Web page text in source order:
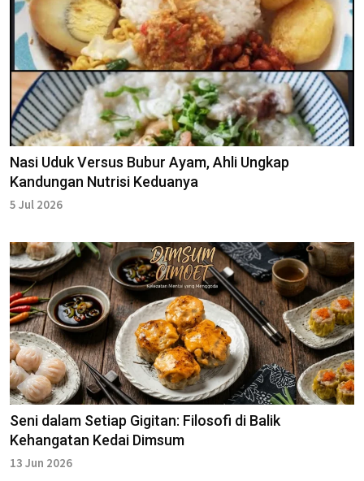
Nasi Uduk Versus Bubur Ayam, Ahli Ungkap
Kandungan Nutrisi Keduanya
5 Jul 2026
Seni dalam Setiap Gigitan: Filosofi di Balik
Kehangatan Kedai Dimsum
13 Jun 2026